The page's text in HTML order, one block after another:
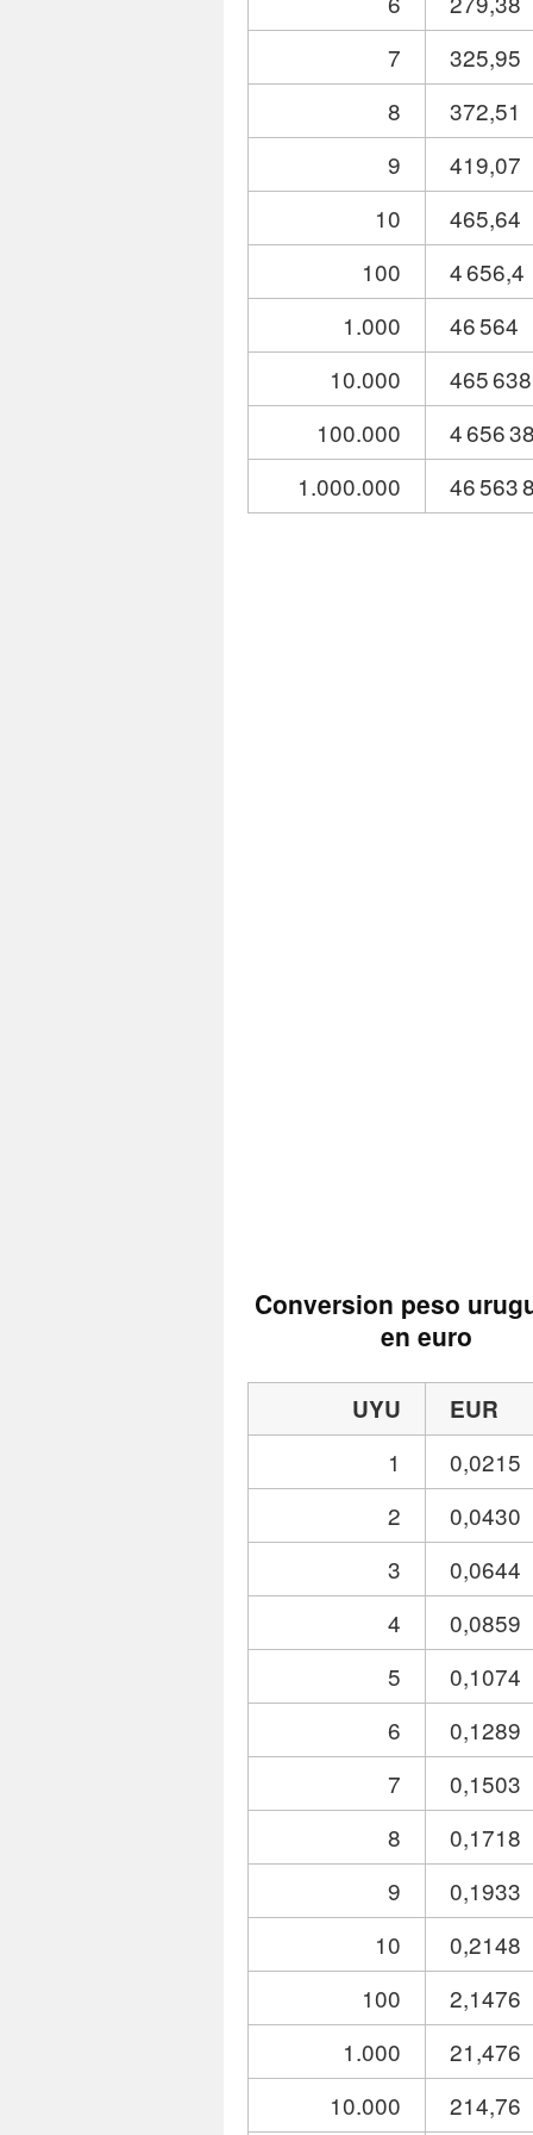
7
325,95
8
372,51
9
419,07
10
465,64
100
4 656,4
1.000
46 564
10.000
465 638
100.000
4 656
1.000.000
46 563
Conversion peso
en euro
UYU
EUR
1
0,0215
2
0,0430
3
0,0644
4
0,0859
5
0,1074
6
0,1289
7
0,1503
8
0,1718
9
0,1933
10
0,2148
100
2,1476
1.000
21,476
10.000
214,76